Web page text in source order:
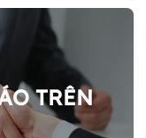
TRÊN